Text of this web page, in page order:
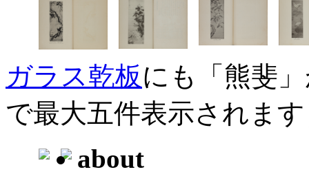
ガラス乾板にも「熊斐
で最大五件表示されま
about